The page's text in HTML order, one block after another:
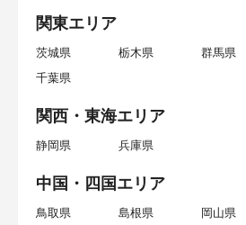
関東エリア
茨城県 栃木県 群馬県
千葉県
関西・東海エリア
静岡県 兵庫県
中国・四国エリア
鳥取県 島根県 岡山県